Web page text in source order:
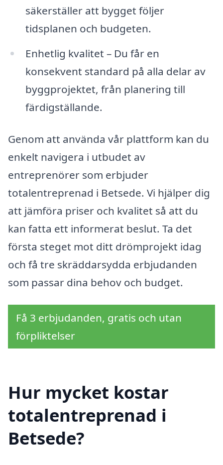
säkerställer att bygget följer
tidsplanen och budgeten.
Enhetlig kvalitet – Du får en
konsekvent standard på alla delar av
byggprojektet, från planering till
färdigställande.
Genom att använda vår plattform kan du
enkelt navigera i utbudet av
entreprenörer som erbjuder
totalentreprenad i Betsede. Vi hjälper dig
att jämföra priser och kvalitet så att du
kan fatta ett informerat beslut. Ta det
första steget mot ditt drömprojekt idag
och få tre skräddarsydda erbjudanden
som passar dina behov och budget.
Få 3 erbjudanden, gratis och utan
förpliktelser
Hur mycket kostar
totalentreprenad i
Betsede?